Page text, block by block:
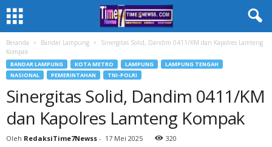
Beranda Bandar Lampung
Sinergitas Solid, Dandim 0411/KM dan Kapolres Lamteng
Kompak
BANDAR LAMPUNG KOTA METRO LAMPUNG
LAMPUNG TENGAH
NASIONAL
PEMERINTAHAN TNI-POLRI
Sinergitas Solid, Dandim 0411/KM
dan Kapolres Lamteng Kompak
Oleh RedaksiTime7Newss - 17 Mei 2025 320